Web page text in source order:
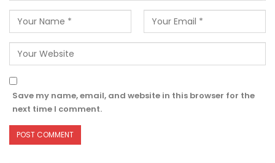
Save my name, email, and website in this browser for the
next time I comment.